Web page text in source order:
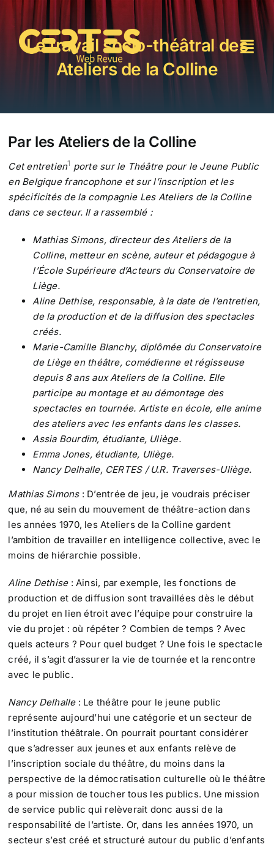
Passer
contenu
Comité scientifique
Numéros
Contact
Rechercher:
Le travail socio-théâtral des
Ateliers de la Colline
Par les Ateliers de la Colline
Cet entretien1 porte sur le Théâtre pour le Jeune Public
en Belgique francophone et sur l’inscription et les
spécificités de la compagnie Les Ateliers de la Colline
dans ce secteur. Il a rassemblé :
Mathias Simons, directeur des Ateliers de la
Colline, metteur en scène, auteur et pédagogue à
l’École Supérieure d’Acteurs du Conservatoire de
Liège.
Aline Dethise, responsable, à la date de l’entretien,
de la production et de la diffusion des spectacles
créés.
Marie-Camille Blanchy, diplômée du Conservatoire
de Liège en théâtre, comédienne et régisseuse
depuis 8 ans aux Ateliers de la Colline. Elle
participe au montage et au démontage des
spectacles en tournée. Artiste en école, elle anime
des ateliers avec les enfants dans les classes.
Assia Bourdim, étudiante, Uliège.
Emma Jones, étudiante, Uliège.
Nancy Delhalle, CERTES / U.R. Traverses-Uliège.
Mathias Simons: D’entrée de jeu, je voudrais préciser
que, né au sein du mouvement de théâtre-action dans
les années 1970, les Ateliers de la Colline gardent
l’ambition de travailler en intelligence collective, avec le
moins de hiérarchie possible.
Aline Dethise: Ainsi, par exemple, les fonctions de
production et de diffusion sont travaillées dès le début
du projet en lien étroit avec l’équipe pour construire la
vie du projet : où répéter ? Combien de temps ? Avec
quels acteurs ? Pour quel budget ? Une fois le spectacle
créé, il s’agit d’assurer la vie de tournée et la rencontre
avec le public.
Nancy Delhalle: Le théâtre pour le jeune public
représente aujourd’hui une catégorie et un secteur de
l’institution théâtrale. On pourrait pourtant considérer
que s’adresser aux jeunes et aux enfants relève de
l’inscription sociale du théâtre, du moins dans la
perspective de la démocratisation culturelle où le théâtre
a pour mission de toucher tous les publics. Une mission
de service public qui relèverait donc aussi de la
responsabilité de l’artiste. Or, dans les années 1970, un
secteur s’est créé et structuré autour du public d’enfants